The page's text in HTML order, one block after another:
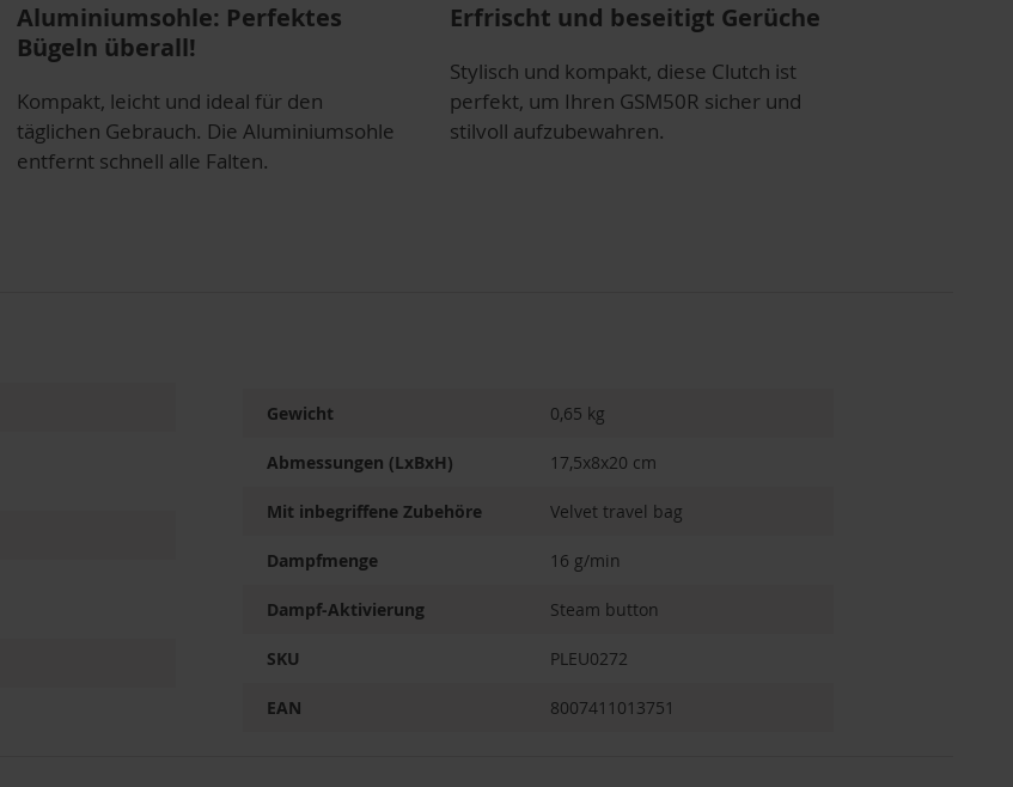
Aluminiumsohle: Perfektes
Bügeln überall!
Kompakt, leicht und ideal für den
täglichen Gebrauch. Die Aluminiumsohle
entfernt schnell alle Falten.
Erfrischt und beseitigt Gerüche
Stylisch und kompakt, diese Clutch ist
perfekt, um Ihren GSM50R sicher und
stilvoll aufzubewahren.
Gewicht 0,65 kg
Abmessungen (LxBxH) 17,5x8x20 cm
Mit inbegriffene Zubehöre Velvet travel bag
Dampfmenge 16 g/min
Dampf-Aktivierung Steam button
SKU PLEU0272
EAN 8007411013751